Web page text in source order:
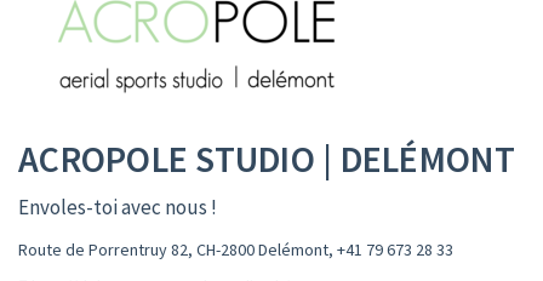
ACROPOLE STUDIO | DELÉMONT
Envoles-toi avec nous !
Route de Porrentruy 82, CH-2800 Delémont, +41 79 673 28 33